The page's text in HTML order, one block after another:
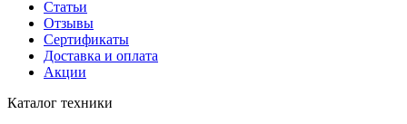
Статьи
Отзывы
Сертификаты
Доставка и оплата
Акции
Каталог техники